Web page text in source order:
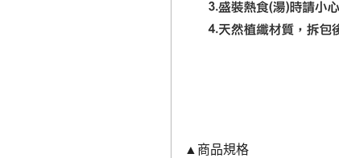
▲商品規格